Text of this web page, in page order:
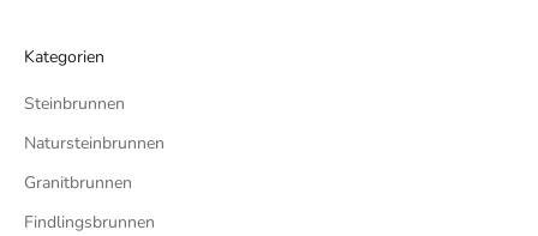
Kategorien
Steinbrunnen
Natursteinbrunnen
Granitbrunnen
Findlingsbrunnen